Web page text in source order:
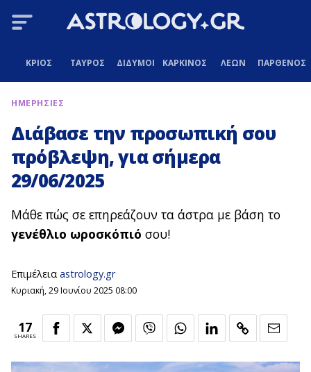
ΚΡΙΟΣ ΤΑΥΡΟΣ ΔΙΔΥΜΟΙ ΚΑΡΚΙΝΟΣ ΛΕΩΝ ΠΑΡΘΕΝΟΣ
ΗΜΕΡΗΣΙΕΣ
Διάβασε την προσωπική σου
πρόβλεψη, για σήμερα
29/06/2025
Μάθε πώς σε επηρεάζουν τα άστρα με βάση το
γενέθλιο ωροσκόπιό σου!
Επιμέλεια astrology.gr
Κυριακή, 29 Ιουνίου 2025 08:00
17
SHARES